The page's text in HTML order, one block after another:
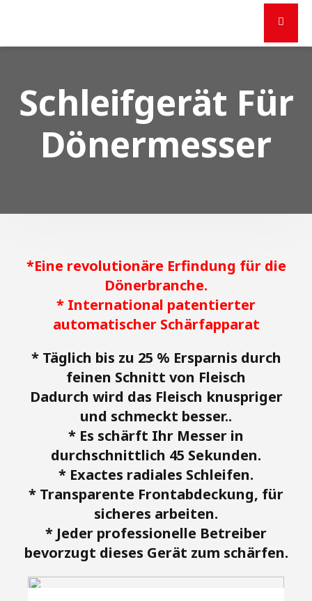
Schleifgerät Für
Dönermesser
*Eine revolutionäre Erfindung für die
Dönerbranche.
* International patentierter
automatischer Schärfapparat
* Täglich bis zu 25 % Ersparnis durch
feinen Schnitt von Fleisch
Dadurch wird das Fleisch knuspriger
und schmeckt besser..
* Es schärft Ihr Messer in
durchschnittlich 45 Sekunden.
* Exactes radiales Schleifen.
* Transparente Frontabdeckung, für
sicheres arbeiten.
* Jeder professionelle Betreiber
bevorzugt dieses Gerät zum schärfen.